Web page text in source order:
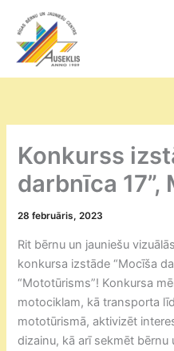
content
Konkurss
darbnīca
28 februāris, 2023
Rit bērnu un jauniešu
konkursa izstāde “Mocīša
“Mototūrisms”! Konkursa
motociklam, kā transporta
mototūrismā, aktivizēt
dizainu, kā arī sekmēt bērnu